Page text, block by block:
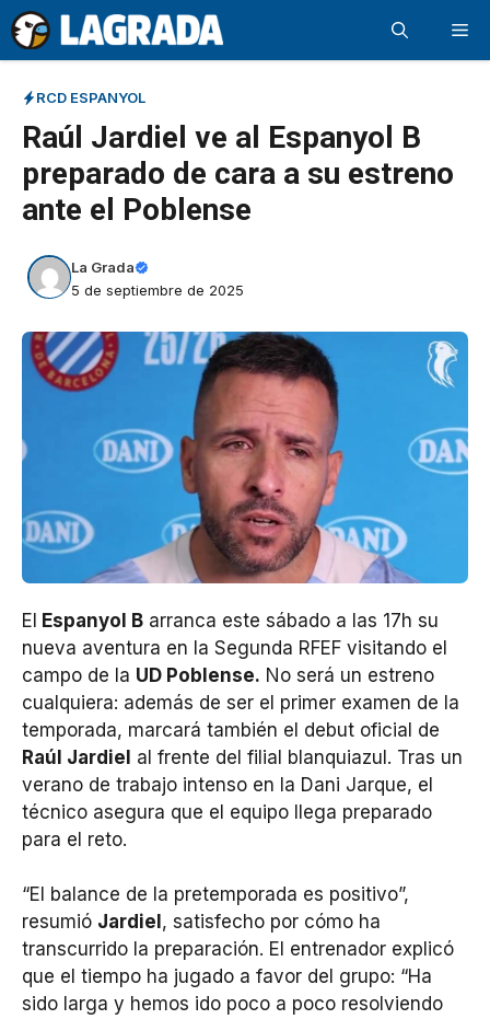
Saltar
al
contenido
RCD ESPANYOL
Raúl Jardiel ve al Espanyol B
preparado de cara a su estreno
ante el Poblense
La Grada
5 de septiembre de 2025
El Espanyol B arranca este sábado a las 17h su
nueva aventura en la Segunda RFEF visitando el
campo de la UD Poblense. No será un estreno
cualquiera: además de ser el primer examen de la
temporada, marcará también el debut oficial de
Raúl Jardiel al frente del filial blanquiazul. Tras un
verano de trabajo intenso en la Dani Jarque, el
técnico asegura que el equipo llega preparado
para el reto.
“El balance de la pretemporada es positivo”,
resumió Jardiel , satisfecho por cómo ha
transcurrido la preparación. El entrenador explicó
que el tiempo ha jugado a favor del grupo: “Ha
sido larga y hemos ido poco a poco resolviendo